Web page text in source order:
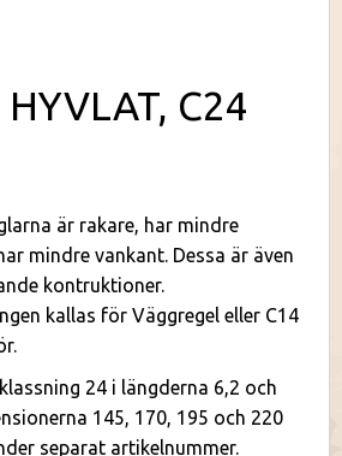
C24
är rakare, har mindre
mindre vankant. Dessa är även
kontruktioner.
kallas för Väggregel eller C14
24 i längderna 6,2 och
145, 170, 195 och 220
separat artikelnummer.